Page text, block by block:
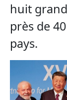
huit
près de
pays.